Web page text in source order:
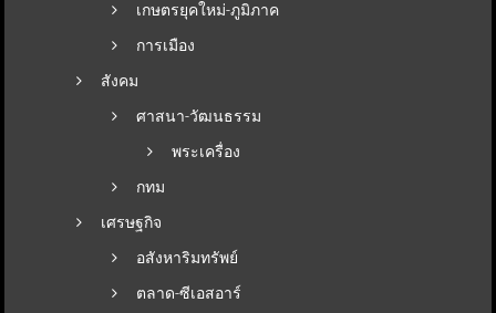
เกษตรยุคใหม่-ภูมิภาค
การเมือง
สังคม
ศาสนา-วัฒนธรรม
พระเครื่อง
กทม
เศรษฐกิจ
อสังหาริมทรัพย์
ตลาด-ซีเอสอาร์